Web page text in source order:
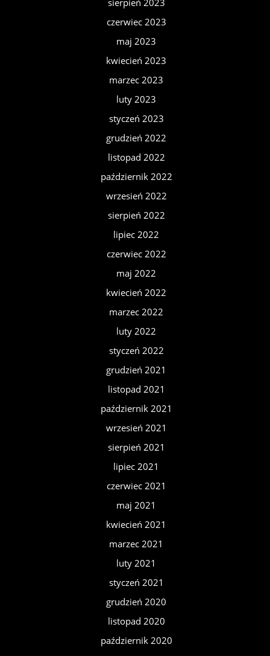
czerwiec 2023
maj 2023
kwiecień 2023
marzec 2023
luty 2023
styczeń 2023
grudzień 2022
listopad 2022
październik 2022
wrzesień 2022
sierpień 2022
lipiec 2022
czerwiec 2022
maj 2022
kwiecień 2022
marzec 2022
luty 2022
styczeń 2022
grudzień 2021
listopad 2021
październik 2021
wrzesień 2021
sierpień 2021
lipiec 2021
czerwiec 2021
maj 2021
kwiecień 2021
marzec 2021
luty 2021
styczeń 2021
grudzień 2020
listopad 2020
październik 2020